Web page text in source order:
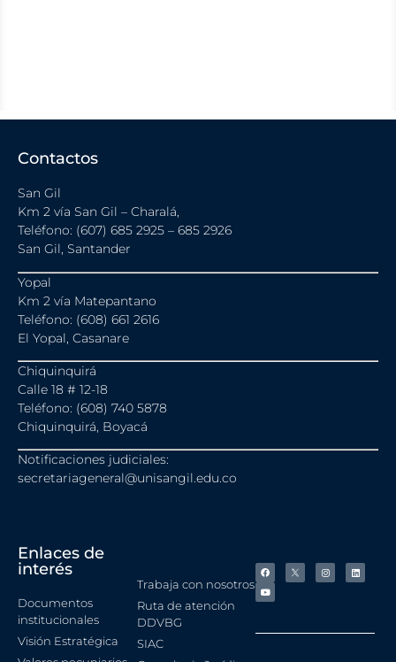
Contactos
San Gil
Km 2 vía San Gil – Charalá,
Teléfono: (607) 685 2925 – 685 2926
San Gil, Santander
Yopal
Km 2 vía Matepantano
Teléfono: (608) 661 2616
El Yopal, Casanare
Chiquinquirá
Calle 18 # 12-18
Teléfono: (608) 740 5878
Chiquinquirá, Boyacá
Notificaciones judiciales:
secretariageneral@unisangil.edu.co
Enlaces de
interés
Documentos
institucionales
Visión Estratégica
Trabaja con nosotros
Ruta de atención
DDVBG
SIAC